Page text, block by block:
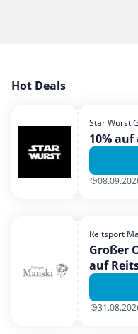
Garten, Haushalt & Tiere
Mobilfunk & Internet
Mode & Accessoires
Shopping
Urlaub & Reise
Hot Deals
Star Wurst
10%
Reitsport
Großer
auf